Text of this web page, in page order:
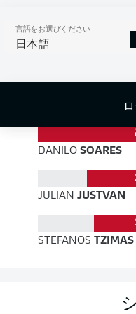
言語をお選びください
日本語
90 %
PASS
DANILO SOARES
JULIAN JUSTVAN
STEFANOS TZIMAS